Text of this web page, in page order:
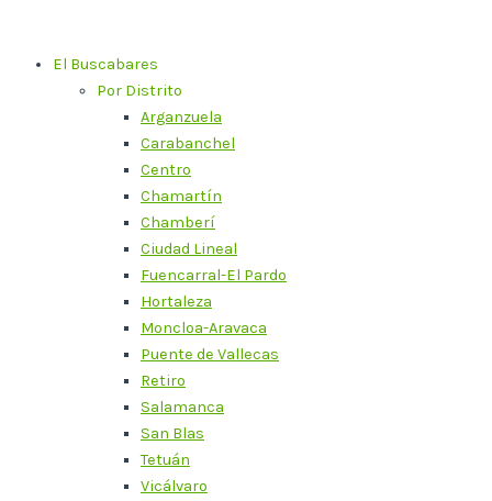
contenidoEl Buscabares
Por Distrito
Arganzuela
Carabanchel
Centro
Chamartín
Chamberí
Ciudad Lineal
Fuencarral-El Pardo
Hortaleza
Moncloa-Aravaca
Puente de Vallecas
Retiro
Salamanca
San Blas
Tetuán
Vicálvaro